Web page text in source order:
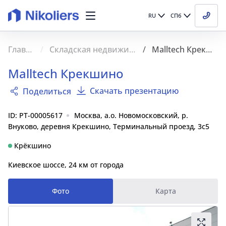
RU СПб
Главная Складская недвижимость Malltech Крекшино
Malltech Крекшино
Поделиться Скачать презентацию
ID: PT-00005617
Москва, а.о. Новомосковский, р.
Внуково, деревня Крекшино, Терминальный проезд, 3с5
Крёкшино
Киевское шоссе, 24 км от города
Фото Карта